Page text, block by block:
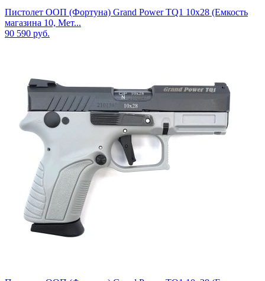
Пистолет ООП (Фортуна) Grand Power TQ1 10х28 (Емкость
магазина 10, Мет...
90 590 руб.